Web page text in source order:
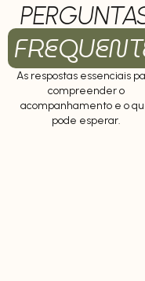
As respostas essenciais
compreender o
acompanhamento e o
pode esperar.